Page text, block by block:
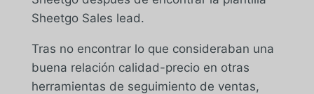
Sheetgo Sales lead.
Tras no encontrar lo que consideraban una
buena relación calidad-precio en otras
herramientas de seguimiento de ventas,